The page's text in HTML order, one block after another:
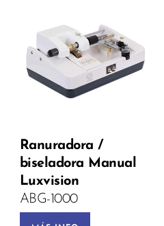
Ranuradora /
biseladora Manual
Luxvision
ABG-1000
Voltage:
PRE-ORDEN